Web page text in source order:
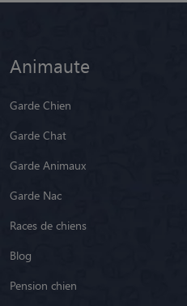
Animaute
Garde Chien
Garde Chat
Garde Animaux
Garde Nac
Races de chiens
Blog
Pension chien